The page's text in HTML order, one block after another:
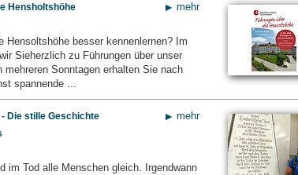
mehr
Hensholtshöhe
Hensoltshöhe besser kennenlernen? Im
Sieherzlich zu Führungen über unser
mehreren Sonntagen erhalten Sie nach
spannende ...
mehr
Die stille Geschichte
im Tod alle Menschen gleich. Irgendwann